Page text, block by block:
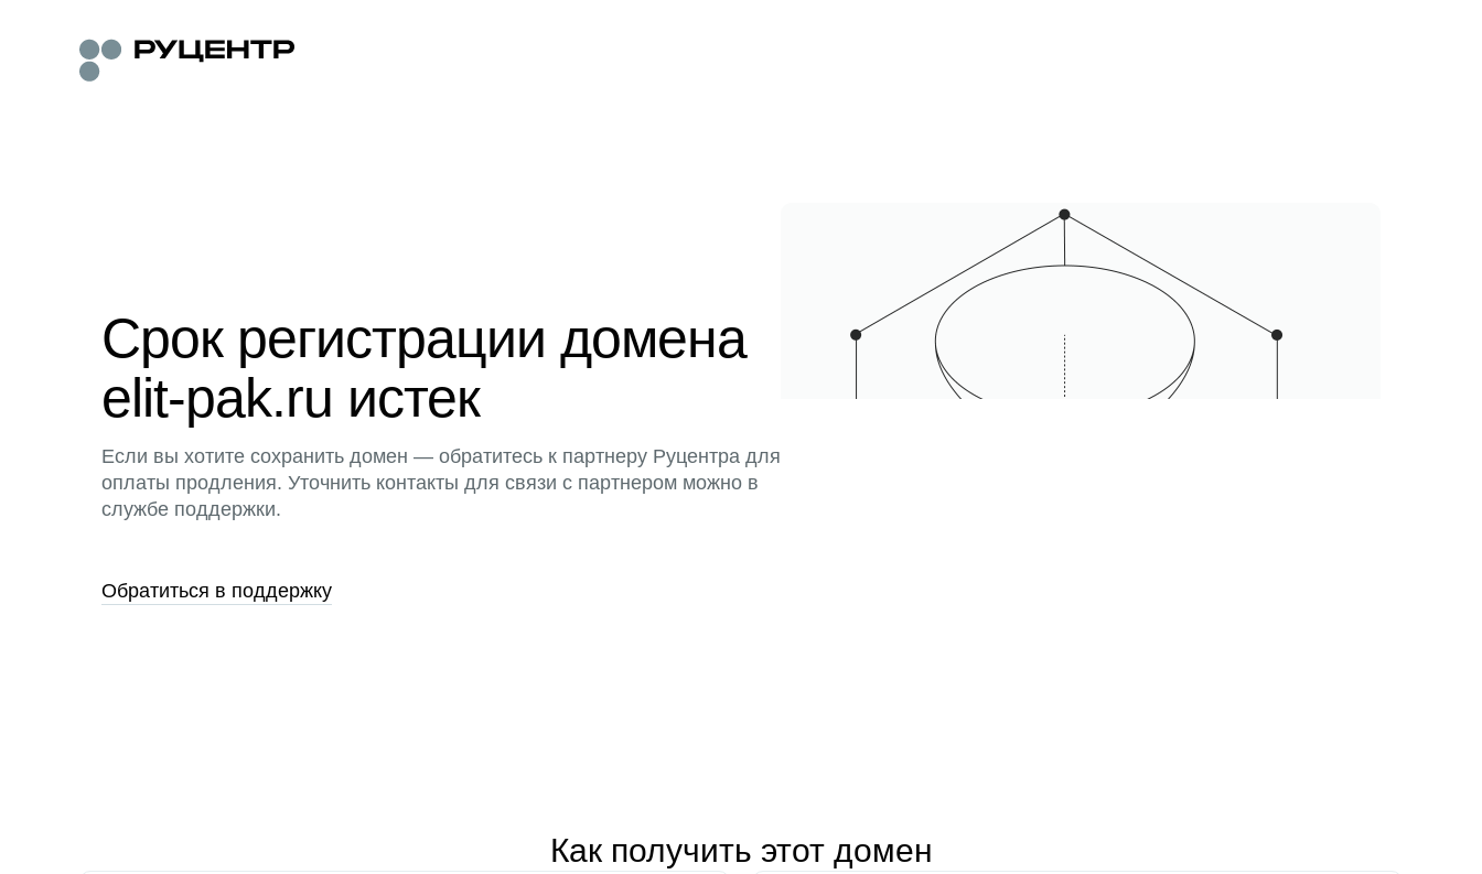
Срок регистрации домена
elit-pak.ru истек
Если вы хотите сохранить домен — обратитесь к партнеру Руцентра для
оплаты продления. Уточнить контакты для связи с партнером можно в
службе поддержки.
Обратиться в поддержку
Как получить этот домен